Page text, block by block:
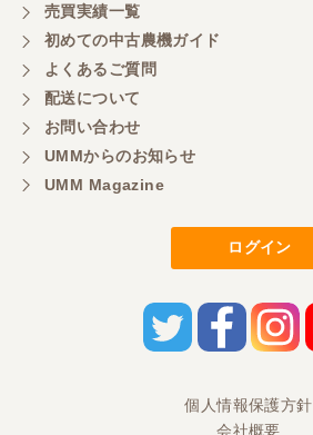
売買実績一覧
初めての中古農機ガイド
よくあるご質問
配送について
お問い合わせ
UMMからのお知らせ
UMM Magazine
ログイン
個人情報保護方針
会社概要